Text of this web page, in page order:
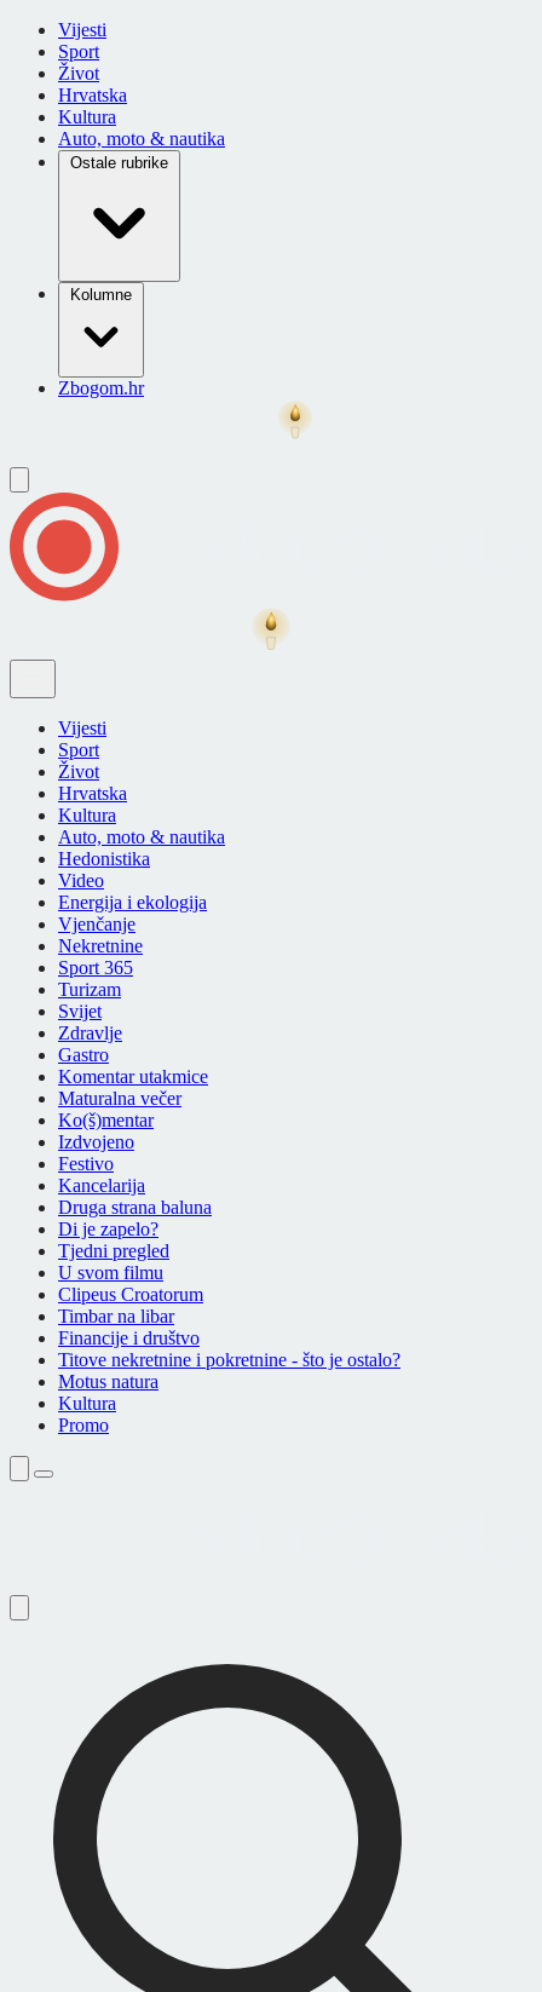
Vijesti
Sport
Život
Hrvatska
Kultura
Auto, moto & nautika
Ostale rubrike
Kolumne
Zbogom.hr
Vijesti
Sport
Život
Hrvatska
Kultura
Auto, moto & nautika
Hedonistika
Video
Energija i ekologija
Vjenčanje
Nekretnine
Sport 365
Turizam
Svijet
Zdravlje
Gastro
Komentar utakmice
Maturalna večer
Ko(š)mentar
Izdvojeno
Festivo
Kancelarija
Druga strana baluna
Di je zapelo?
Tjedni pregled
U svom filmu
Clipeus Croatorum
Timbar na libar
Financije i društvo
Titove nekretnine i pokretnine - što je ostalo?
Motus natura
Kultura
Promo